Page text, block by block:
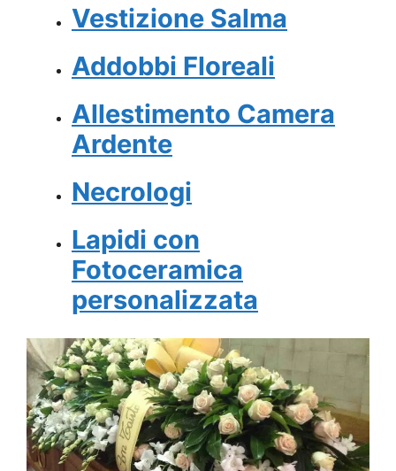
Vestizione Salma
Addobbi Floreali
Allestimento Camera
Ardente
Necrologi
Lapidi con
Fotoceramica
personalizzata